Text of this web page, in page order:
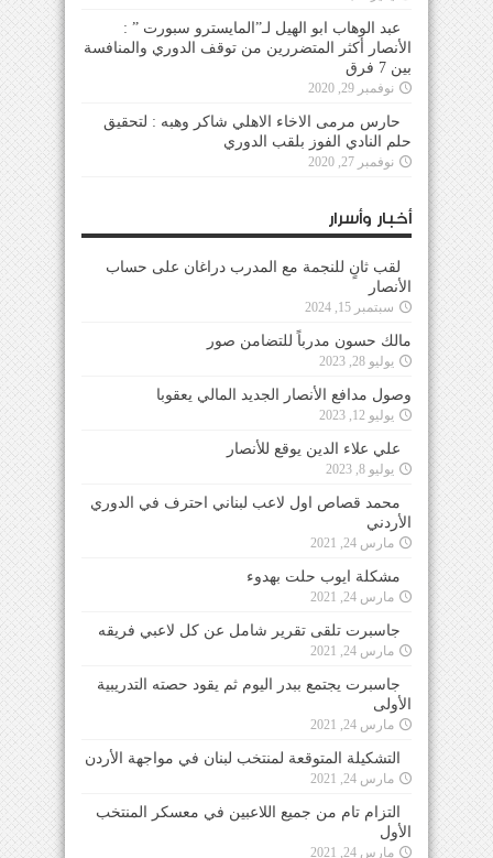
عبد الوهاب ابو الهيل لـ”المايسترو سبورت ” :
الأنصار أكثر المتضررين من توقف الدوري والمنافسة
بين 7 فرق
نوفمبر 29, 2020
حارس مرمى الاخاء الاهلي شاكر وهبه : لتحقيق
حلم النادي الفوز بلقب الدوري
نوفمبر 27, 2020
أخبار وأسرار
لقب ثانٍ للنجمة مع المدرب دراغان على حساب
الأنصار
سبتمبر 15, 2024
مالك حسون مدرباً للتضامن صور
يوليو 28, 2023
وصول مدافع الأنصار الجديد المالي يعقوبا
يوليو 12, 2023
علي علاء الدين يوقع للأنصار
يوليو 8, 2023
محمد قصاص اول لاعب لبناني احترف في الدوري
الأردني
مارس 24, 2021
مشكلة ايوب حلت بهدوء
مارس 24, 2021
جاسبرت تلقى تقرير شامل عن كل لاعبي فريقه
مارس 24, 2021
جاسبرت يجتمع ببدر اليوم ثم يقود حصته التدريبية
الأولى
مارس 24, 2021
التشكيلة المتوقعة لمنتخب لبنان في مواجهة الأردن
مارس 24, 2021
التزام تام من جميع اللاعبين في معسكر المنتخب
الأول
مارس 24, 2021